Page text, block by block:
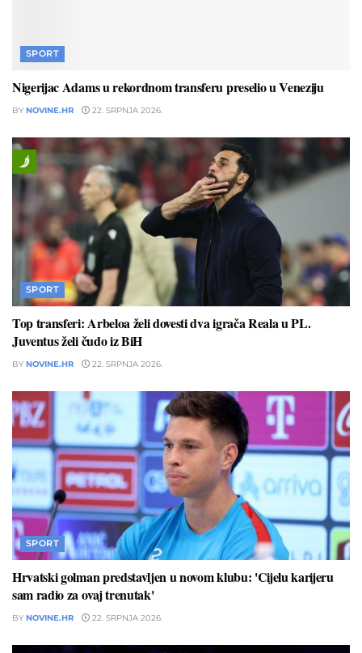
SPORT
Nigerijac Adams u rekordnom transferu preselio u Veneziju
BY NOVINE.HR 22. SRPNJA 2026.
SPORT
Top transferi: Arbeloa želi dovesti dva igrača Reala u PL.
Juventus želi čudo iz BiH
BY NOVINE.HR 22. SRPNJA 2026.
SPORT
Hrvatski golman predstavljen u novom klubu: 'Cijelu karijeru
sam radio za ovaj trenutak'
BY NOVINE.HR 22. SRPNJA 2026.